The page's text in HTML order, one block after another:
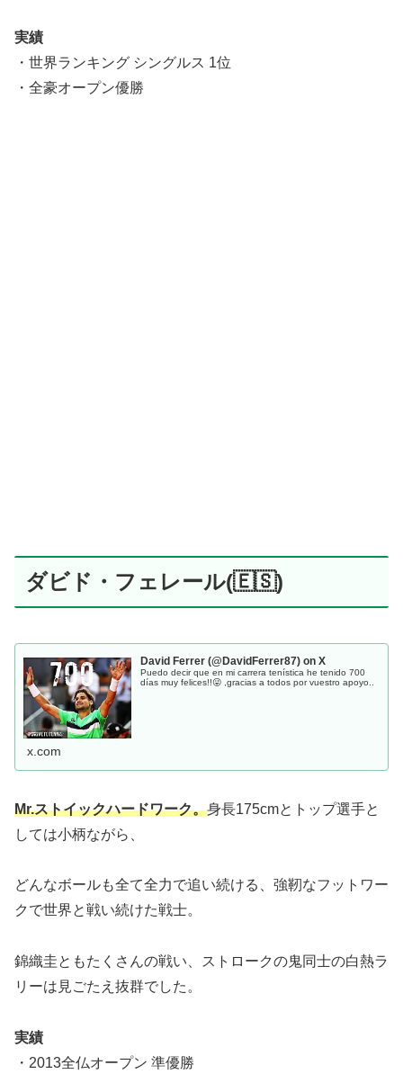
実績
・世界ランキング シングルス 1位
・全豪オープン優勝
ダビド・フェレール(🇪🇸)
David Ferrer (@DavidFerrer87) on X
Puedo decir que en mi carrera tenística he tenido 700
días muy felices!!😜 ,gracias a todos por vuestro apoyo..
x.com
Mr.ストイックハードワーク。身長175cmとトップ選手と
しては小柄ながら、
どんなボールも全て全力で追い続ける、強靭なフットワー
クで世界と戦い続けた戦士。
錦織圭ともたくさんの戦い、ストロークの鬼同士の白熱ラ
リーは見ごたえ抜群でした。
実績
・2013全仏オープン 準優勝